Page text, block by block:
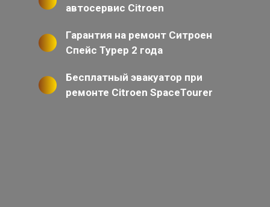
автосервис Citroen
Гарантия на ремонт Ситроен
Спейс Турер 2 года
Бесплатный эвакуатор при
ремонте Citroen SpaceTourer